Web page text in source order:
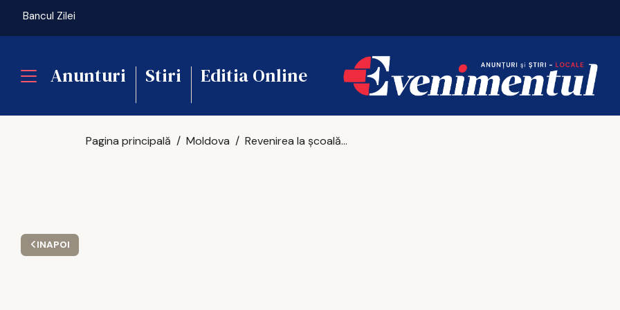
Bancul Zilei
Anunturi Stiri Editia Online
INAPOI
Pagina principală Moldova Revenirea la școală. Cum îi ajutăm pe copii să depășească provocările după vacanță